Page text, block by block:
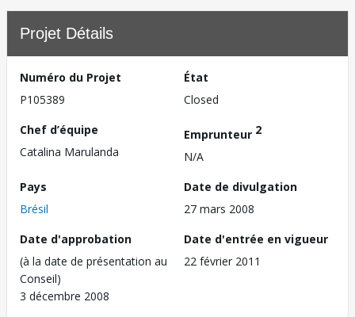
Projet Détails
Numéro du Projet
P105389
État
Closed
Chef d’équipe
Catalina Marulanda
Emprunteur 2
N/A
Pays
Brésil
Date de divulgation
27 mars 2008
Date d'approbation
(à la date de présentation au
Conseil)
3 décembre 2008
Date d'entrée en vigueur
22 février 2011